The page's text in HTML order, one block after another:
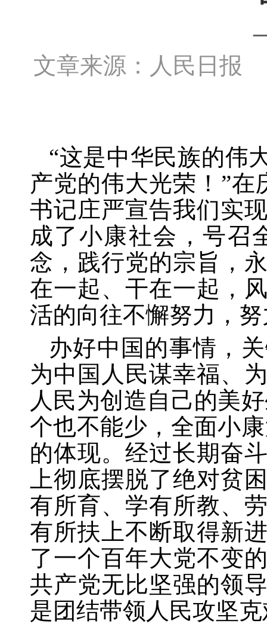
文章来源：人民日
“这是中华民族的伟
产党的伟大光荣！”
书记庄严宣告我们实
成了小康社会，号召
念，践行党的宗旨，
在一起、干在一起，
活的向往不懈努力，
办好中国的事情，
为中国人民谋幸福、
人民为创造自己的美
个也不能少，全面小
的体现。经过长期奋
上彻底摆脱了绝对贫
有所育、学有所教、
有所扶上不断取得新
了一个百年大党不变
共产党无比坚强的领
是团结带领人民攻坚